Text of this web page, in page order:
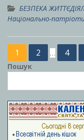
БЕЗПЕКА
Національно-
Пагінація
записів
1 2 … 4
Пошук